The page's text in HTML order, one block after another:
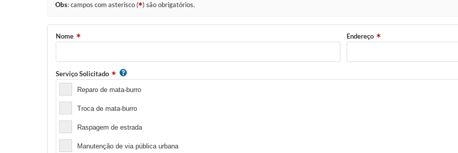
Obs: campos com asterisco ( ) são obrigatórios.
Nome Endereço
Serviço Solicitado
Reparo de mata-burro
Troca de mata-burro
Raspagem de estrada
Manutenção de via pública urbana